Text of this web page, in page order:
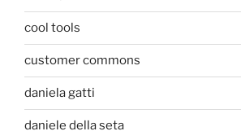
cool tools
customer commons
daniela gatti
daniele della seta